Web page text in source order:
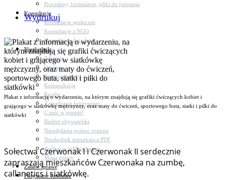
Procedury, formularze, pliki do pobrania
Konsultacje
Konsultacje społeczne
Konsultacje z NGO
Konsultacje dot. dróg
Niezbędnik
Zdrowie
Oświata
Bezpieczeństwo
Komunikacja
Parafie
Zarządzanie kryzysowe
C.ześć w gminie!
Budżet obywatelski
Nieodpłatna pomoc prawna
Niezbędnik mieszkańca PDF
Aplikacja mMieszkaniec
Mapa gminy
Załatw sprawę
Pozyskane fundusze
Wydrukuj
Plakat z informacją o wydarzeniu, na którym znajdują się grafiki ćwiczących kobiet i
grającego w siatkówkę mężczyzny, oraz maty do ćwiczeń, sportowego buta, siatki i piłki do
siatkówki
Sołectwa Czerwonak I i Czerwonak II serdecznie
zapraszają mieszkańców Czerwonaka na zumbę,
callanetics i siatkówkę.